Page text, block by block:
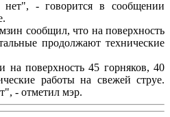
нет", - говорится в сообщении
сообщил, что на поверхность
продолжают технические
поверхность 45 горняков, 40
работы на свежей струе.
- отметил мэр.